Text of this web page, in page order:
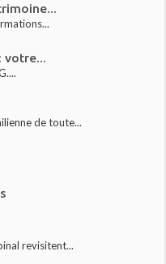
votre...
de toute...
revisitent...